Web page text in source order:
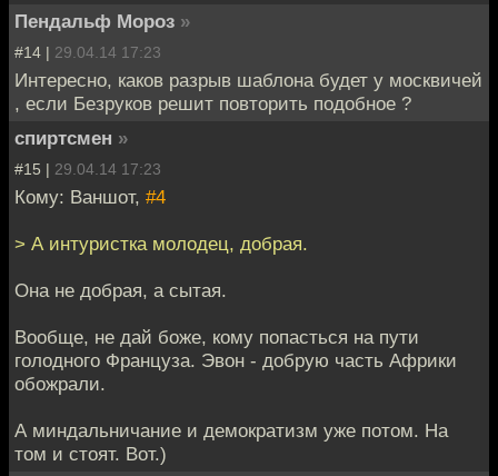
Пендальф Мороз »
#14 | 29.04.14 17:23
Интересно, каков разрыв шаблона будет у москвичей
, если Безруков решит повторить подобное ?
спиртсмен »
#15 | 29.04.14 17:23
Кому: Ваншот, #4
> А интуристка молодец, добрая.
Она не добрая, а сытая.
Вообще, не дай боже, кому попасться на пути
голодного Француза. Эвон - добрую часть Африки
обожрали.
А миндальничание и демократизм уже потом. На
том и стоят. Вот.)